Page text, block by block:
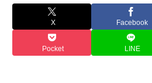
X Facebook
Pocket LINE